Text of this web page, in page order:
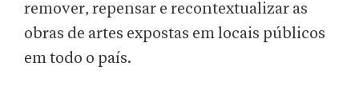
remover, repensar e recontextualizar as
obras de artes expostas em locais públicos
em todo o país.